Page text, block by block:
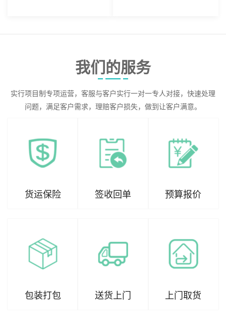
我们的服务
实行项目制专项运营，客服与客户实行一对一专人对接，快速处理
问题，满足客户需求，理赔客户损失，做到让客户满意。
货运保险 签收回单 预算报价
包装打包 送货上门 上门取货